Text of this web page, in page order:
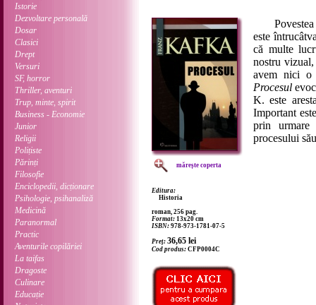
Istorie
Dezvoltare personală
Dosar
Clasici
Drept
Versuri
SF, horror
Thriller, aventuri
Trup, minte, spirit
Business - Economie
Junior
Religii
Polițiste
Părinți
Filosofie
Enciclopedii, dicționare
Psihologie, psihanaliză
Medicină
Paranormal
Practic
Aventurile copilăriei
La taifas
Dragoste
Culinare
Educație
mărește coperta
Editura:
Historia
roman, 256 pag.
Format: 13x20 cm
ISBN: 978-973-1781-07-5
Preț: 36,65 lei
Cod produs: CFP0004C
Povestea
este
că multe
nostru
avem nici o
Procesul
K. este
Important
prin urmare
procesului